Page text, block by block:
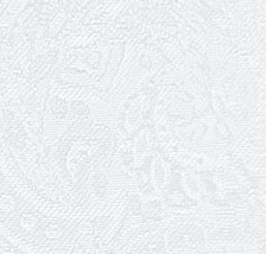
«Ханум»
виставі «Два
Катерину Мись!
2026 року!